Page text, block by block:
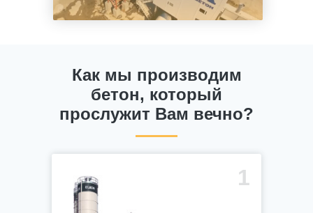
Как мы производим
бетон, который
прослужит Вам вечно?
1